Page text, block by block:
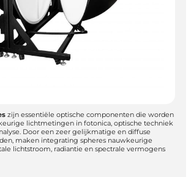
zijn essentiële optische componenten die worden
lichtmetingen in fotonica, optische techniek
Door een zeer gelijkmatige en diffuse
maken integrating spheres nauwkeurige
lichtstroom, radiantie en spectrale vermogens